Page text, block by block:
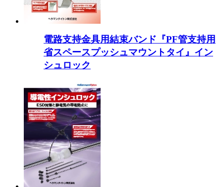
電路支持金具用結束バンド『PF管支持用
省スペースプッシュマウントタイ』イン
シュロック